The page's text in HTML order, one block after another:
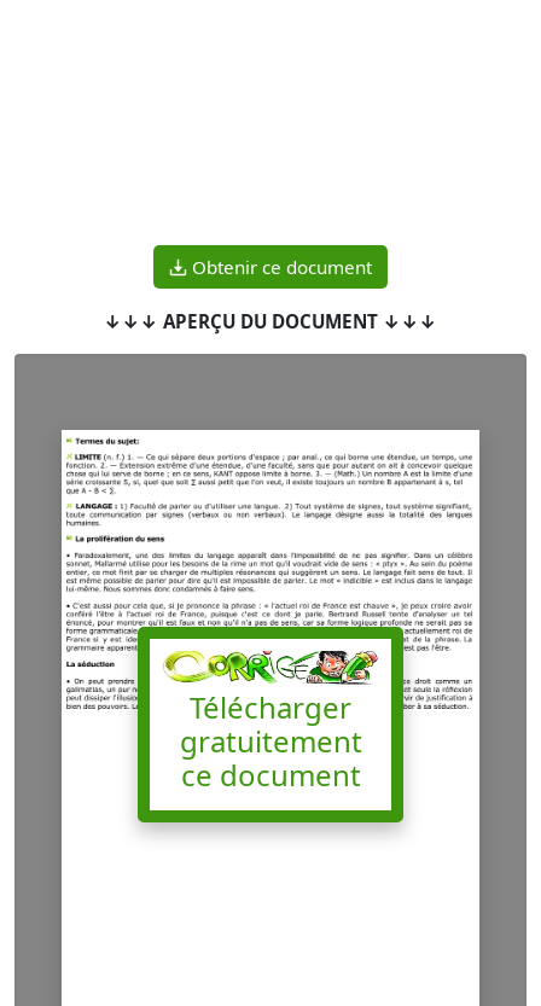
Obtenir ce document
↓↓↓ APERÇU DU DOCUMENT ↓↓↓
Télécharger
gratuitement
ce document